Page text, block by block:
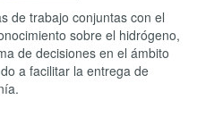
de trabajo conjuntas con el
sobre el hidrógeno,
de decisiones en el ámbito
a facilitar la entrega de